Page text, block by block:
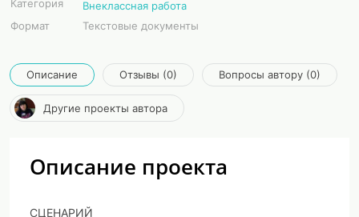
Категория
Внеклассная работа
Формат
Текстовые документы
Описание Отзывы (0) Вопросы автору (0)
Другие проекты автора
Описание проекта
СЦЕНАРИЙ